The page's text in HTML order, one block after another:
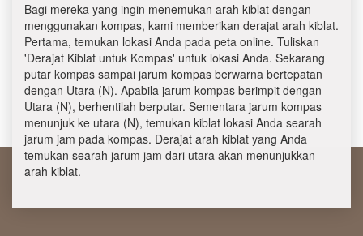
Bagi mereka yang ingin menemukan arah kiblat dengan
menggunakan kompas, kami memberikan derajat arah kiblat.
Pertama, temukan lokasi Anda pada peta online. Tuliskan
'Derajat Kiblat untuk Kompas' untuk lokasi Anda. Sekarang
putar kompas sampai jarum kompas berwarna bertepatan
dengan Utara (N). Apabila jarum kompas berimpit dengan
Utara (N), berhentilah berputar. Sementara jarum kompas
menunjuk ke utara (N), temukan kiblat lokasi Anda searah
jarum jam pada kompas. Derajat arah kiblat yang Anda
temukan searah jarum jam dari utara akan menunjukkan
arah kiblat.